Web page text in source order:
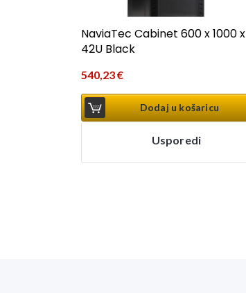
NaviaTec Cabinet 600 x 1000 x
42U Black
540,23€
Dodaj u košaricu
Usporedi